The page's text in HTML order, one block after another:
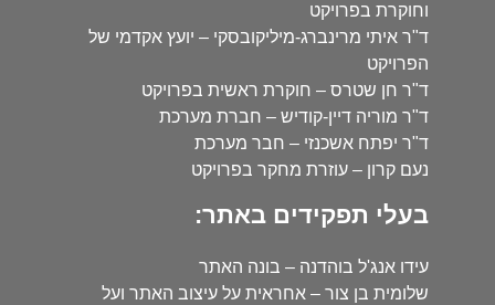
וחוקרת בפרויקט
ד"ר איתי מרינברג-מיליקובסקי – יועץ אקדמי של
הפרויקט
ד"ר חן שטרס – חוקרת ראשית בפרויקט
ד"ר מוריה דיין-קודיש – חברת מערכת
ד"ר יפתח אשכנזי – חבר מערכת
נעם קרון – עוזרת מחקר בפרויקט
בעלי תפקידים באתר:
עידו אנג'ל בוהדנה – בונה האתר
שלומית בן צור – אחראית על עיצוב האתר ועל